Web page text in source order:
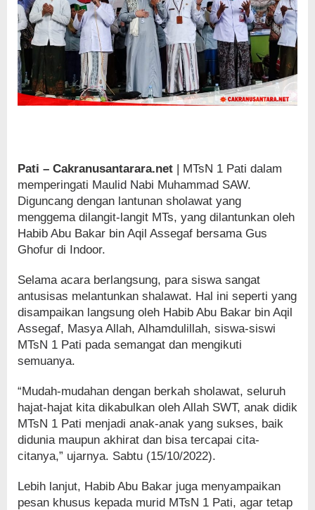
Pati – Cakranusantarara.net | MTsN 1 Pati dalam
memperingati Maulid Nabi Muhammad SAW.
Diguncang dengan lantunan sholawat yang
menggema dilangit-langit MTs, yang dilantunkan oleh
Habib Abu Bakar bin Aqil Assegaf bersama Gus
Ghofur di Indoor.
Selama acara berlangsung, para siswa sangat
antusisas melantunkan shalawat. Hal ini seperti yang
disampaikan langsung oleh Habib Abu Bakar bin Aqil
Assegaf, Masya Allah, Alhamdulillah, siswa-siswi
MTsN 1 Pati pada semangat dan mengikuti
semuanya.
“Mudah-mudahan dengan berkah sholawat, seluruh
hajat-hajat kita dikabulkan oleh Allah SWT, anak didik
MTsN 1 Pati menjadi anak-anak yang sukses, baik
didunia maupun akhirat dan bisa tercapai cita-
citanya,” ujarnya. Sabtu (15/10/2022).
Lebih lanjut, Habib Abu Bakar juga menyampaikan
pesan khusus kepada murid MTsN 1 Pati, agar tetap